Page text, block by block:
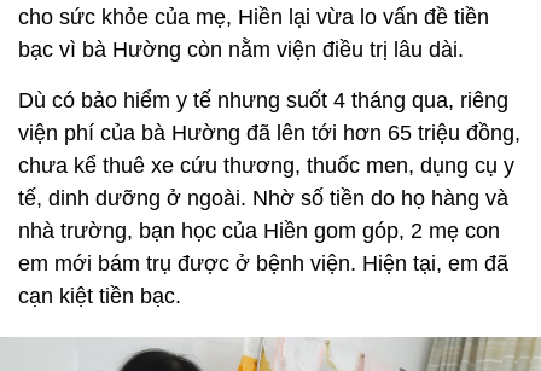
cho sức khỏe của mẹ, Hiền lại vừa lo vấn đề tiền
bạc vì bà Hường còn nằm viện điều trị lâu dài.
Dù có bảo hiểm y tế nhưng suốt 4 tháng qua, riêng
viện phí của bà Hường đã lên tới hơn 65 triệu đồng,
chưa kể thuê xe cứu thương, thuốc men, dụng cụ y
tế, dinh dưỡng ở ngoài. Nhờ số tiền do họ hàng và
nhà trường, bạn học của Hiền gom góp, 2 mẹ con
em mới bám trụ được ở bệnh viện. Hiện tại, em đã
cạn kiệt tiền bạc.